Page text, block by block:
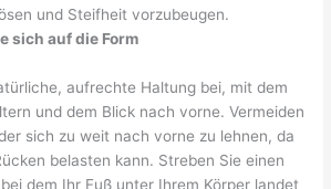
und Steifheit vorzubeugen.
sich auf die Form
aufrechte Haltung bei, mit dem
und dem Blick nach vorne. Vermeiden
sich zu weit nach vorne zu lehnen, da
belasten kann. Streben Sie einen
dem Ihr Fuß unter Ihrem Körper landet